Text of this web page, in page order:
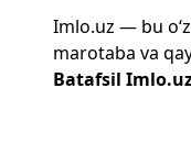
Imlo.uz — bu
marotaba va
Batafsil